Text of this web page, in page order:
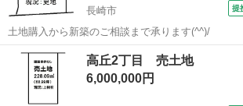
長崎市 提
土地購入から新築のご相談まで承ります(^^)/
長崎 長崎市 土地販売/土地売買
高丘2丁目 売土地
6,000,000円